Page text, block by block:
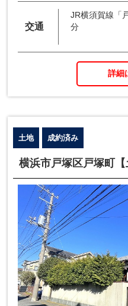
交通
JR横須賀線「
分
詳細
土地 成約済み
横浜市戸塚区戸塚町